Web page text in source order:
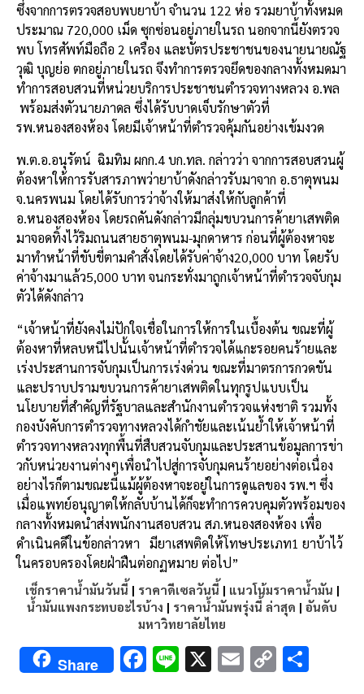
ซึ่งจากการตรวจสอบพบยาบ้า จำนวน 122 ห่อ รวมยาบ้าทั้งหมด
ประมาณ 720,000 เม็ด ซุกซ่อนอยู่ภายในรถ นอกจากนี้ยังตรวจ
พบ โทรศัพท์มือถือ 2 เครือง และบัตรประชาชนของนายนายณัฐ
วุฒิ บุญย่อ ตกอยู่ภายในรถ จึงทำการตรวจยึดของกลางทั้งหมดมา
ทำการสอบสวนที่หน่วยบริการประชาชนตำรวจทางหลวง อ.พล
พร้อมส่งตัวนายภาดล ซึ่งได้รับบาดเจ็บรักษาตัวที่
รพ.หนองสองห้อง โดยมีเจ้าหน้าที่ตำรวจคุ้มกันอย่างเข้มงวด
พ.ต.อ.อนุรัตน์ ฉิมทิม ผกก.4 บก.ทล. กล่าวว่า จากการสอบสวนผู้
ต้องหาให้การรับสารภาพว่ายาบ้าดังกล่าวรับมาจาก อ.ธาตุพนม
จ.นครพนม โดยได้รับการว่าจ้างให้มาส่งให้กับลูกค้าที่
อ.หนองสองห้อง โดยรถคันดังกล่าวมีกลุ่มขบวนการค้ายาเสพติด
มาจอดทิ้งไว้ริมถนนสายธาตุพนม-มุกดาหาร ก่อนที่ผู้ต้องหาจะ
มาทำหน้าที่ขับขี่ตามคำสั่งโดยได้รับค่าจ้าง20,000 บาท โดยรับ
ค่าจ้างมาแล้ว5,000 บาท จนกระทั่งมาถูกเจ้าหน้าที่ตำรวจจับกุม
ตัวได้ดังกล่าว
“เจ้าหน้าที่ยังคงไม่ปักใจเชื่อในการให้การในเบื้องต้น ขณะที่ผู้
ต้องหาที่หลบหนีไปนั้นเจ้าหน้าที่ตำรวจได้แกะรอยคนร้ายและ
เร่งประสานการจับกุมเป็นการเร่งด่วน ขณะที่มาตรการกวดขัน
และปราบปรามขบวนการค้ายาเสพติดในทุกรูปแบบเป็น
นโยบายที่สำคัญที่รัฐบาลและสำนักงานตำรวจแห่งชาติ รวมทั้ง
กองบังคับการตำรวจทางหลวงได้กำชัยและเน้นย้ำให้เจ้าหน้าที่
ตำรวจทางหลวงทุกพื้นที่สืบสวนจับกุมและประสานข้อมูลการข่า
วกับหน่วยงานต่างๆเพื่อนำไปสู่การจับกุมคนร้ายอย่างต่อเนื่อง
อย่างไรก็ตามขณะนี้แม้ผู้ต้องหาจะอยู่ในการดูแลของ รพ.ฯ ซึ่ง
เมื่อแพทย์อนุญาตให้กลับบ้านได้ก็จะทำการควบคุมตัวพร้อมของ
กลางทั้งหมดนำส่งพนักงานสอบสวน สภ.หนองสองห้อง เพื่อ
ดำเนินคดีในข้อกล่าวหา มียาเสพติดให้โทษประเภท1 ยาบ้าไว้
ในครอบครองโดยฝ่าฝืนต่อกฏหมาย ต่อไป”
เช็กราคาน้ำมันวันนี้ | ราคาดีเซลวันนี้ | แนวโน้มราคาน้ำมัน |
น้ำมันแพงกระทบอะไรบ้าง | ราคาน้ำมันพรุ่งนี้ ล่าสุด | อันดับ
มหาวิทยาลัยไทย
Share F Li X E C